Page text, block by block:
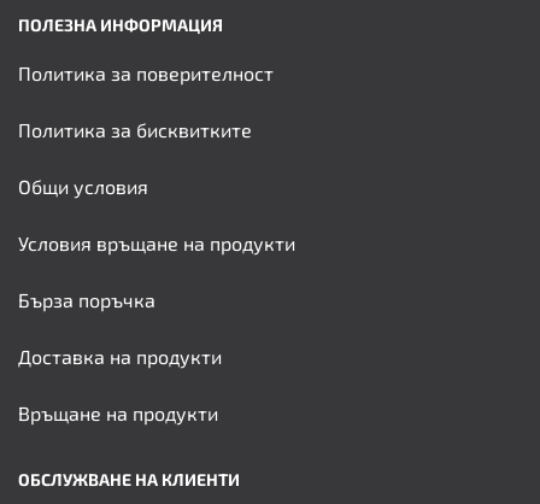
ПОЛЕЗНА ИНФОРМАЦИЯ
Политика за поверителност
Политика за бисквитките
Общи условия
Условия връщане на продукти
Бърза поръчка
Доставка на продукти
Връщане на продукти
ОБСЛУЖВАНЕ НА КЛИЕНТИ